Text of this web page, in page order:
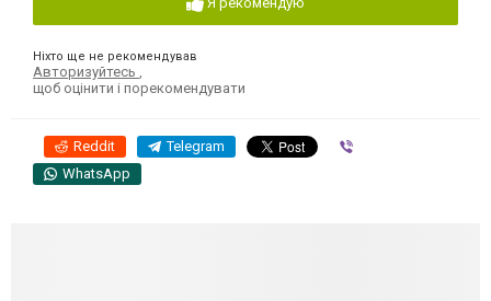
Ніхто ще не рекомендував
Авторизуйтесь ,
щоб оцінити і порекомендувати
Reddit Telegram
WhatsApp